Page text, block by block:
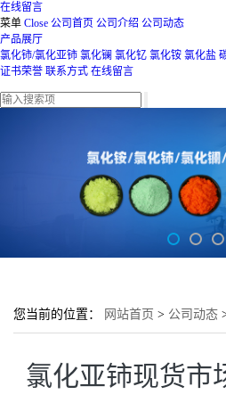
在线留言
菜单 Close 公司首页 公司介绍 公司动态
产品展厅
氯化铈/氯化亚铈 氯化镧 氯化钇 氯化铵 氯化盐
证书荣誉 联系方式 在线留言
您当前的位置： 网站首页 > 公司动态
氯化亚铈现货市